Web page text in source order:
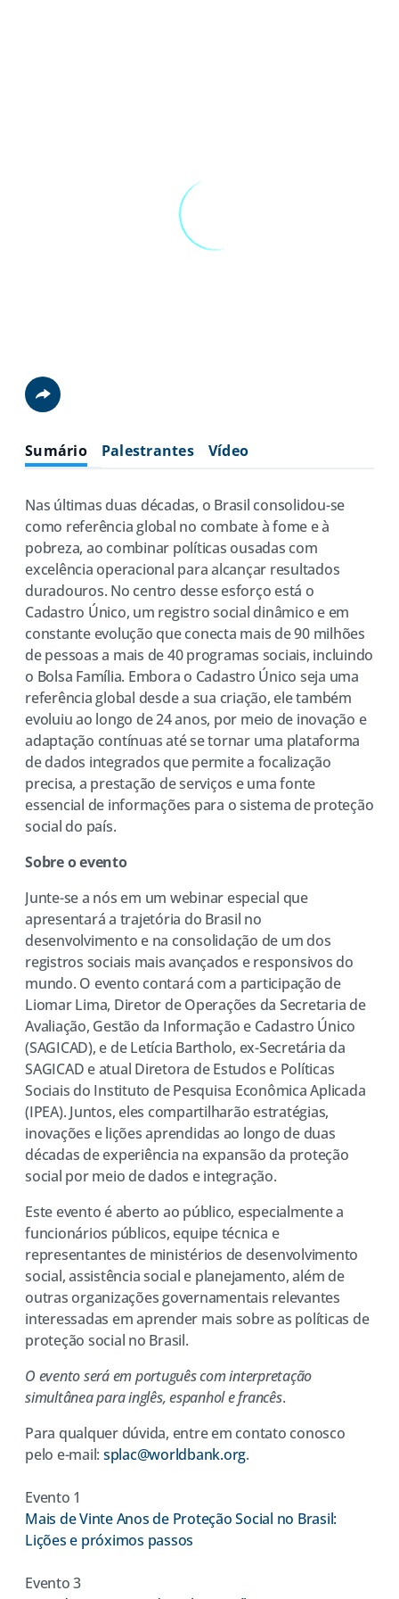
Share
Sumário Palestrantes Vídeo
Nas últimas duas décadas, o Brasil consolidou-se
como referência global no combate à fome e à
pobreza, ao combinar políticas ousadas com
excelência operacional para alcançar resultados
duradouros. No centro desse esforço está o
Cadastro Único, um registro social dinâmico e em
constante evolução que conecta mais de 90 milhões
de pessoas a mais de 40 programas sociais, incluindo
o Bolsa Família. Embora o Cadastro Único seja uma
referência global desde a sua criação, ele também
evoluiu ao longo de 24 anos, por meio de inovação e
adaptação contínuas até se tornar uma plataforma
de dados integrados que permite a focalização
precisa, a prestação de serviços e uma fonte
essencial de informações para o sistema de proteção
social do país.
Sobre o evento
Junte-se a nós em um webinar especial que
apresentará a trajetória do Brasil no
desenvolvimento e na consolidação de um dos
registros sociais mais avançados e responsivos do
mundo. O evento contará com a participação de
Liomar Lima, Diretor de Operações da Secretaria de
Avaliação, Gestão da Informação e Cadastro Único
(SAGICAD), e de Letícia Bartholo, ex-Secretária da
SAGICAD e atual Diretora de Estudos e Políticas
Sociais do Instituto de Pesquisa Econômica Aplicada
(IPEA). Juntos, eles compartilharão estratégias,
inovações e lições aprendidas ao longo de duas
décadas de experiência na expansão da proteção
social por meio de dados e integração.
Este evento é aberto ao público, especialmente a
funcionários públicos, equipe técnica e
representantes de ministérios de desenvolvimento
social, assistência social e planejamento, além de
outras organizações governamentais relevantes
interessadas em aprender mais sobre as políticas de
proteção social no Brasil.
O evento será em português com interpretação
simultânea para inglês, espanhol e francês.
Para qualquer dúvida, entre em contato conosco
pelo e-mail: splac@worldbank.org.
Evento 1
Mais de Vinte Anos de Proteção Social no Brasil:
Lições e próximos passos
Evento 3